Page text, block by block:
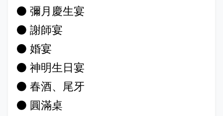
⚫ 彌月慶生宴
⚫ 謝師宴
⚫ 婚宴
⚫ 神明生日宴
⚫ 春酒、尾牙
⚫ 圓滿桌